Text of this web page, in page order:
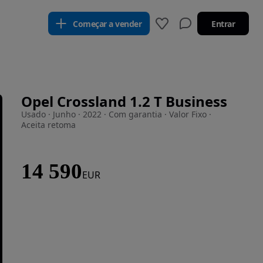
Começar a vender Entrar
Opel Crossland 1.2 T Business
Usado · Junho · 2022 · Com garantia · Valor Fixo ·
Aceita retoma
14 590EUR